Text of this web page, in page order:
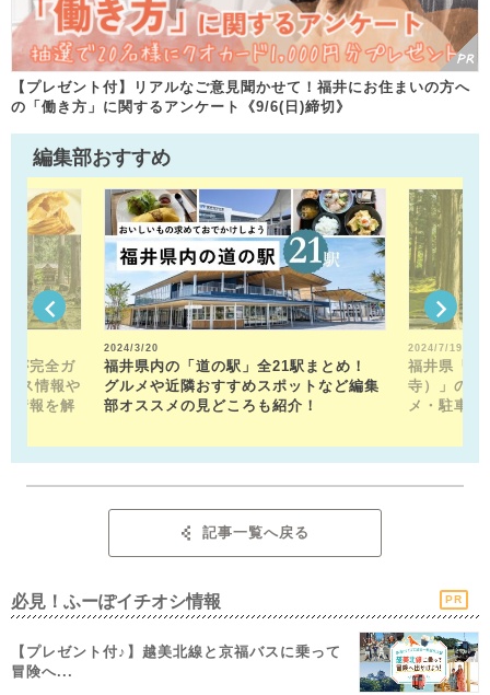
【プレゼント付】リアルなご意見聞かせて！福井にお住まいの方へ
の「働き方」に関するアンケート《9/6(日)締切》
編集部おすすめ
が完全ガ
ス情報や
情報を解
2024/3/20
福井県内の「道の駅」全21駅まとめ！
グルメや近隣おすすめスポットなど編集
部オススメの見どころも紹介！
2024/7/19
福井県「平
寺）」の見
メ・駐車場
記事一覧へ戻る
必見！ふーぽイチオシ情報 PR
【プレゼント付♪】越美北線と京福バスに乗って
冒険へ...